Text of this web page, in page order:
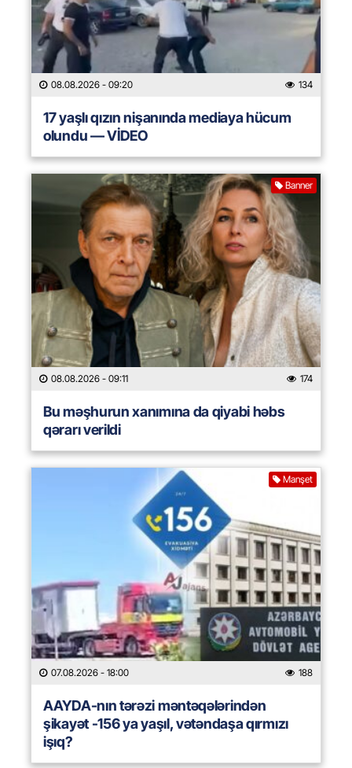
08.08.2026 - 09:20 134
17 yaşlı qızın nişanında mediaya hücum
olundu — VİDEO
Banner
08.08.2026 - 09:11 174
Bu məşhurun xanımına da qiyabi həbs
qərarı verildi
Manşet
07.08.2026 - 18:00 188
AAYDA-nın tərəzi məntəqələrindən
şikayət -156 ya yaşıl, vətəndaşa qırmızı
işıq?